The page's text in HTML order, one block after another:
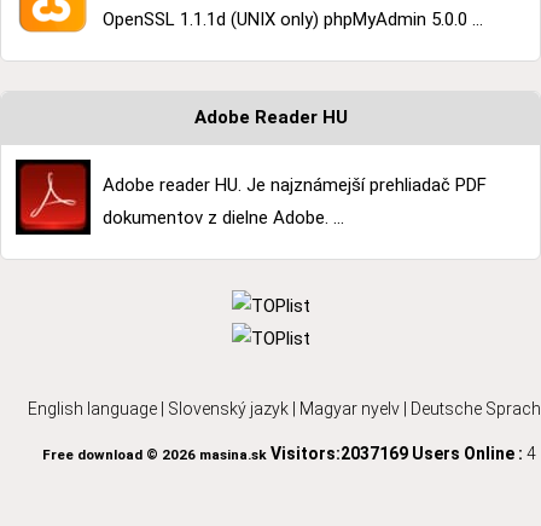
OpenSSL 1.1.1d (UNIX only) phpMyAdmin 5.0.0 ...
Adobe Reader HU
Adobe reader HU. Je najznámejší prehliadač PDF
dokumentov z dielne Adobe. ...
English language Slovenský jazyk Magyar nyelv Deutsche
Free download © 2026 masina.skVisitors:2037169 Users Online : 4